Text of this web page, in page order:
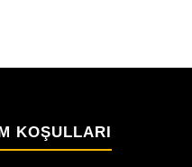
KOŞULLARI